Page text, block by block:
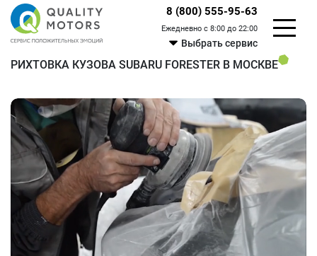
8 (800) 555-95-63
Ежедневно с 8:00 до 22:00
Выбрать сервис
РИХТОВКА КУЗОВА SUBARU FORESTER В МОСКВЕ